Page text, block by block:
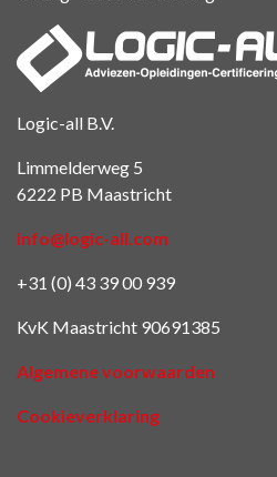
Logic-all B.V.
Limmelderweg 5
6222 PB Maastricht
info@logic-all.com
+31 (0) 43 39 00 939
KvK Maastricht 90691385
Algemene voorwaarden
Cookieverklaring